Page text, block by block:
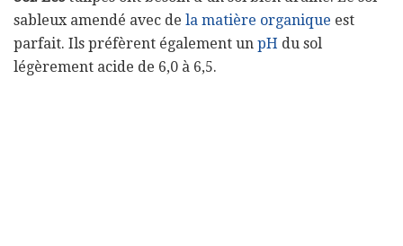
sableux amendé avec de la matière organique est
parfait. Ils préfèrent également un pH du sol
légèrement acide de 6,0 à 6,5.